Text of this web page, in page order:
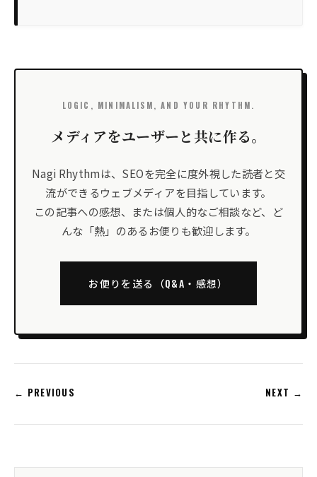
LOGIC, MINIMALISM, AND YOUR RHYTHM.
メディアをユーザーと共に作る。
Nagi Rhythmは、SEOを完全に度外視した読者と交
流ができるウェブメディアを目指しています。
この記事への感想、または個人的なご相談など、ど
んな「熱」のあるお便りも歓迎します。
お便りを送る（Q&A・感想）
← PREVIOUS NEXT →